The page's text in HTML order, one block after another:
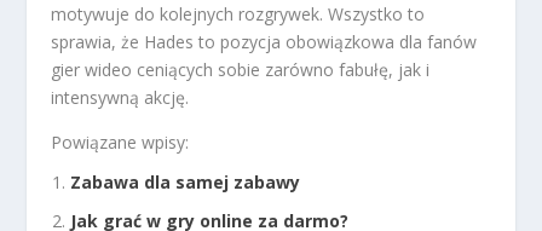
motywuje do kolejnych rozgrywek. Wszystko to
sprawia, że Hades to pozycja obowiązkowa dla fanów
gier wideo ceniących sobie zarówno fabułę, jak i
intensywną akcję.
Powiązane wpisy:
Zabawa dla samej zabawy
Jak grać w gry online za darmo?